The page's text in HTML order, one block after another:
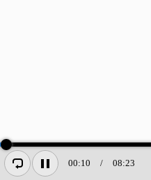
00:10 / 08:23